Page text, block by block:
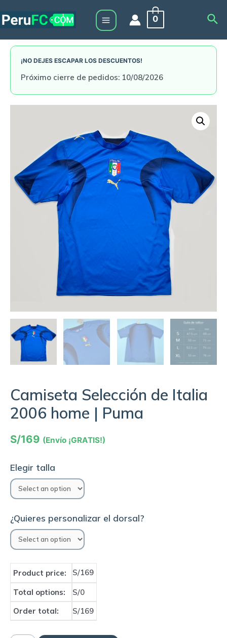
to
Main
Menu
0
¡NO DEJES ESCAPAR LOS DESCUENTOS!
Próximo cierre de pedidos: 10/08/2026
Camiseta Selección de Italia
2006 home | Puma
S/169 (Envío ¡GRATIS!)
Elegir talla
¿Quieres personalizar el dorsal?
Product price: S/169
Total options:
S/0
Order total:
S/169